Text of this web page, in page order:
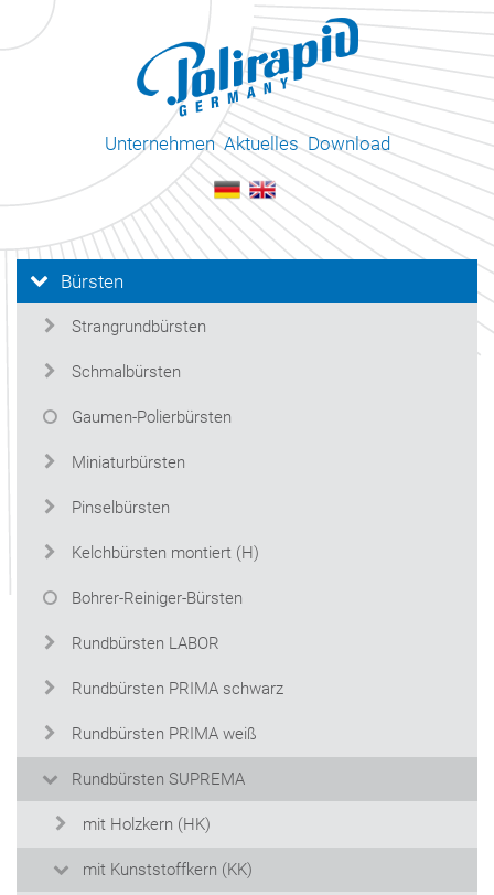
Unternehmen Aktuelles Download
Bürsten
Strangrundbürsten
Schmalbürsten
Gaumen-Polierbürsten
Miniaturbürsten
Pinselbürsten
Kelchbürsten montiert (H)
Bohrer-Reiniger-Bürsten
Rundbürsten LABOR
Rundbürsten PRIMA schwarz
Rundbürsten PRIMA weiß
Rundbürsten SUPREMA
mit Holzkern (HK)
mit Kunststoffkern (KK)